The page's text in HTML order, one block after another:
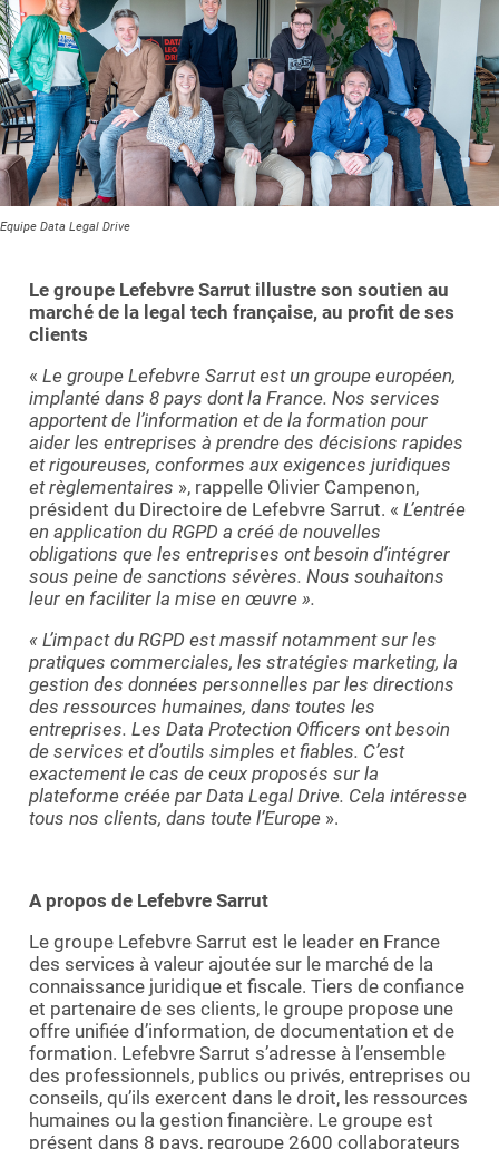
Equipe Data Legal Drive
Le groupe Lefebvre Sarrut illustre son soutien au
marché de la legal tech française, au profit de ses
clients
« Le groupe Lefebvre Sarrut est un groupe européen,
implanté dans 8 pays dont la France. Nos services
apportent de l’information et de la formation pour
aider les entreprises à prendre des décisions rapides
et rigoureuses, conformes aux exigences juridiques
et règlementaires », rappelle Olivier Campenon,
président du Directoire de Lefebvre Sarrut. « L’entrée
en application du RGPD a créé de nouvelles
obligations que les entreprises ont besoin d’intégrer
sous peine de sanctions sévères. Nous souhaitons
leur en faciliter la mise en œuvre ».
« L’impact du RGPD est massif notamment sur les
pratiques commerciales, les stratégies marketing, la
gestion des données personnelles par les directions
des ressources humaines, dans toutes les
entreprises. Les Data Protection Officers ont besoin
de services et d’outils simples et fiables. C’est
exactement le cas de ceux proposés sur la
plateforme créée par Data Legal Drive. Cela intéresse
tous nos clients, dans toute l’Europe ».
A propos de Lefebvre Sarrut
Le groupe Lefebvre Sarrut est le leader en France
des services à valeur ajoutée sur le marché de la
connaissance juridique et fiscale. Tiers de confiance
et partenaire de ses clients, le groupe propose une
offre unifiée d’information, de documentation et de
formation. Lefebvre Sarrut s’adresse à l’ensemble
des professionnels, publics ou privés, entreprises ou
conseils, qu’ils exercent dans le droit, les ressources
humaines ou la gestion financière. Le groupe est
présent dans 8 pays, regroupe 2600 collaborateurs